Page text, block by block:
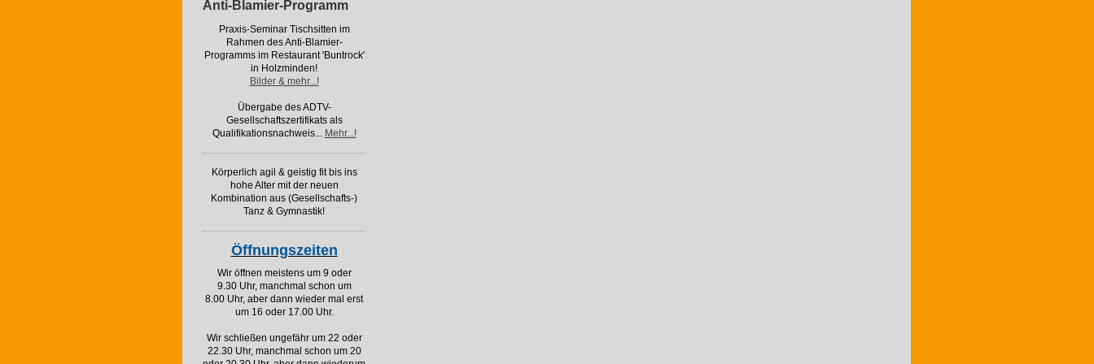
Anti-Blamier-Programm
Praxis-Seminar Tischsitten im
Rahmen des Anti-Blamier-
Programms im Restaurant 'Buntrock'
in Holzminden!
Bilder & mehr...!
Übergabe des ADTV-
Gesellschaftszertifikats als
Qualifikationsnachweis... Mehr...!
Körperlich agil & geistig fit bis ins
hohe Alter mit der neuen
Kombination aus (Gesellschafts-)
Tanz & Gymnastik!
Öffnungszeiten
Wir öffnen meistens um 9 oder
9.30 Uhr, manchmal schon um
8.00 Uhr, aber dann wieder mal erst
um 16 oder 17.00 Uhr.
Wir schließen ungefähr um 22 oder
22.30 Uhr, manchmal schon um 20